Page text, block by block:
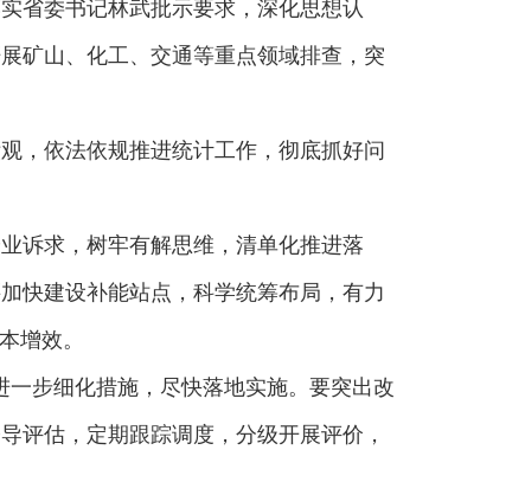
省委书记林武批示要求，深化思想认
矿山、化工、交通等重点领域排查，突
，依法依规推进统计工作，彻底抓好问
诉求，树牢有解思维，清单化推进落
快建设补能站点，科学统筹布局，有力
增效。
步细化措施，尽快落地实施。要突出改
评估，定期跟踪调度，分级开展评价，